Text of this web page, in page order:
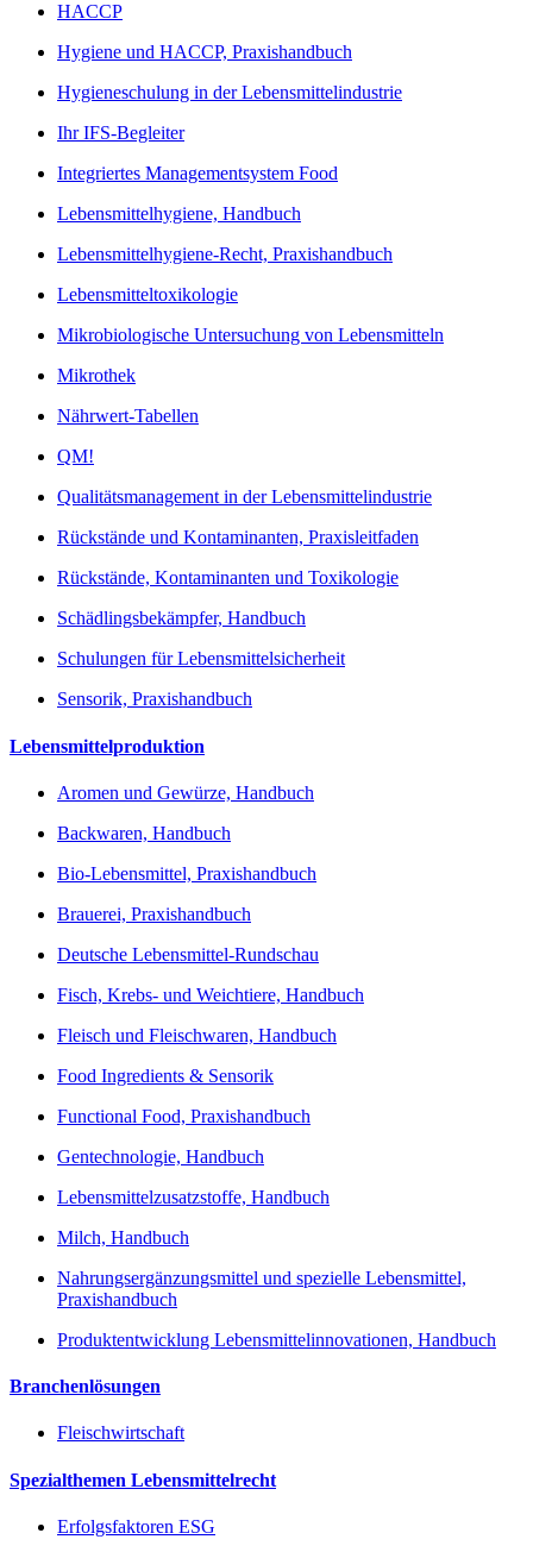
HACCP
Hygiene und HACCP, Praxishandbuch
Hygieneschulung in der Lebensmittelindustrie
Ihr IFS-Begleiter
Integriertes Managementsystem Food
Lebensmittelhygiene, Handbuch
Lebensmittelhygiene-Recht, Praxishandbuch
Lebensmitteltoxikologie
Mikrobiologische Untersuchung von Lebensmitteln
Mikrothek
Nährwert-Tabellen
QM!
Qualitätsmanagement in der Lebensmittelindustrie
Rückstände und Kontaminanten, Praxisleitfaden
Rückstände, Kontaminanten und Toxikologie
Schädlingsbekämpfer, Handbuch
Schulungen für Lebensmittelsicherheit
Sensorik, Praxishandbuch
Lebensmittelproduktion
Aromen und Gewürze, Handbuch
Backwaren, Handbuch
Bio-Lebensmittel, Praxishandbuch
Brauerei, Praxishandbuch
Deutsche Lebensmittel-Rundschau
Fisch, Krebs- und Weichtiere, Handbuch
Fleisch und Fleischwaren, Handbuch
Food Ingredients & Sensorik
Functional Food, Praxishandbuch
Gentechnologie, Handbuch
Lebensmittelzusatzstoffe, Handbuch
Milch, Handbuch
Nahrungsergänzungsmittel und spezielle Lebensmittel,
Praxishandbuch
Produktentwicklung Lebensmittelinnovationen, Handbuch
Branchenlösungen
Fleischwirtschaft
Spezialthemen Lebensmittelrecht
Erfolgsfaktoren ESG